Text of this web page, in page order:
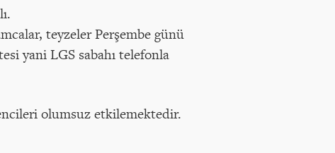
teyzeler Perşembe günü
yani LGS sabahı telefonla
olumsuz etkilemektedir.